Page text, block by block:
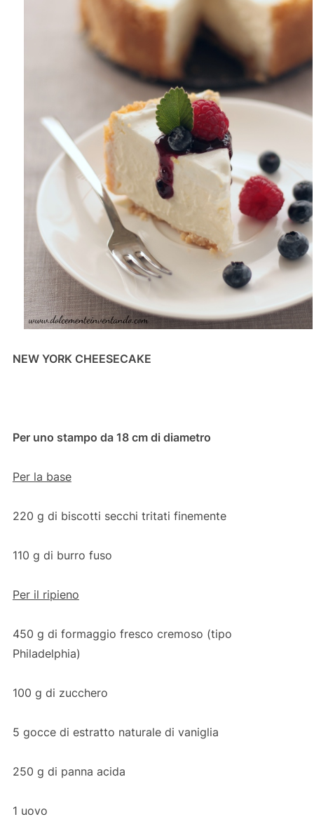
NEW YORK CHEESECAKE
Per uno stampo da 18 cm di diametro
Per la base
220 g di biscotti secchi tritati finemente
110 g di burro fuso
Per il ripieno
450 g di formaggio fresco cremoso (tipo
Philadelphia)
100 g di zucchero
5 gocce di estratto naturale di vaniglia
250 g di panna acida
1 uovo